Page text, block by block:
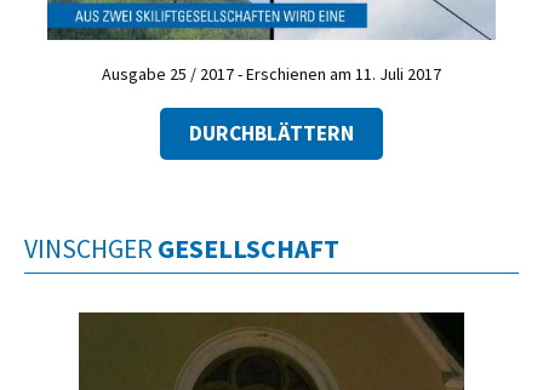
Ausgabe 25 / 2017 - Erschienen am 11. Juli 2017
DURCHBLÄTTERN
VINSCHGER GESELLSCHAFT